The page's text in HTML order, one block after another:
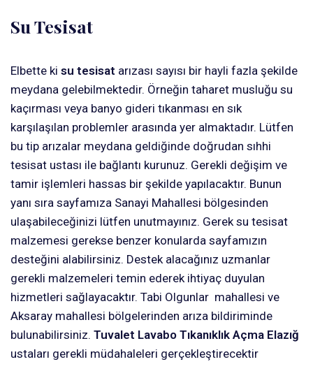
Su Tesisat
Elbette ki su tesisat arızası sayısı bir hayli fazla şekilde
meydana gelebilmektedir. Örneğin taharet musluğu su
kaçırması veya banyo gideri tıkanması en sık
karşılaşılan problemler arasında yer almaktadır. Lütfen
bu tip arızalar meydana geldiğinde doğrudan sıhhi
tesisat ustası ile bağlantı kurunuz. Gerekli değişim ve
tamir işlemleri hassas bir şekilde yapılacaktır. Bunun
yanı sıra sayfamıza Sanayi Mahallesi bölgesinden
ulaşabileceğinizi lütfen unutmayınız. Gerek su tesisat
malzemesi gerekse benzer konularda sayfamızın
desteğini alabilirsiniz. Destek alacağınız uzmanlar
gerekli malzemeleri temin ederek ihtiyaç duyulan
hizmetleri sağlayacaktır. Tabi Olgunlar mahallesi ve
Aksaray mahallesi bölgelerinden arıza bildiriminde
bulunabilirsiniz. Tuvalet Lavabo Tıkanıklık Açma Elazığ
ustaları gerekli müdahaleleri gerçekleştirecektir